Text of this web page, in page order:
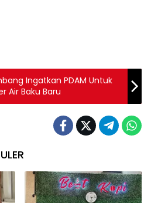
Ingatkan PDAM Untuk
Air Baku Baru